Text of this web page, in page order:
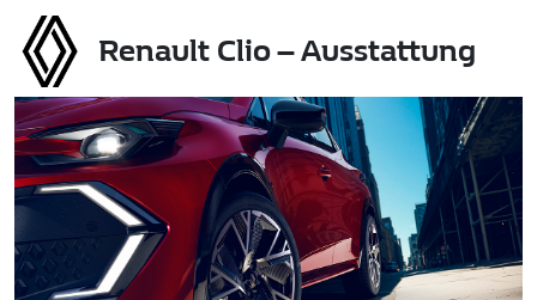
Renault Clio – Ausstattung